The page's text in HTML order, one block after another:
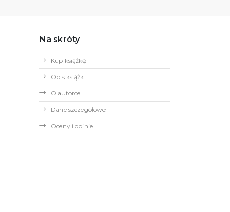
Na skróty
Kup książkę
Opis książki
O autorce
Dane szczegółowe
Oceny i opinie